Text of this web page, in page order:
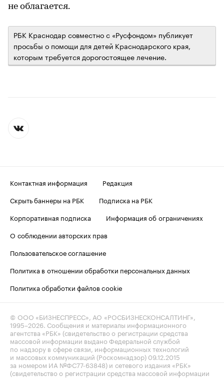
не облагается.
РБК Краснодар совместно с «Русфондом» публикует
просьбы о помощи для детей Краснодарского края,
которым требуется дорогостоящее лечение.
Контактная информация
Редакция
Скрыть баннеры на РБК
Подписка на РБК
Корпоративная подписка
Информация об ограничениях
О соблюдении авторских прав
Пользовательское соглашение
Политика в отношении обработки персональных данных
Политика обработки файлов cookie
© ООО «БИЗНЕСПРЕСС», АО «РОСБИЗНЕСКОНСАЛТИНГ»,
1995–2026 . Сообщения и материалы информационного
агентства «РБК» (свидетельство о регистрации средства
массовой информации выдано Федеральной службой
по надзору в сфере связи, информационных технологий
и массовых коммуникаций (Роскомнадзор) 09.12.2015
за номером ИА №ФС77-63848) и сетевого издания «РБК»
(свидетельство о регистрации средства массовой информации